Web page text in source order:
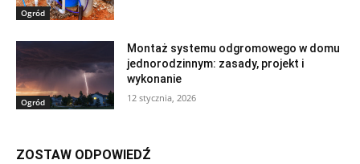
Ogród
Ogród
Montaż systemu odgromowego w domu
jednorodzinnym: zasady, projekt i
wykonanie
12 stycznia, 2026
ZOSTAW ODPOWIEDŹ